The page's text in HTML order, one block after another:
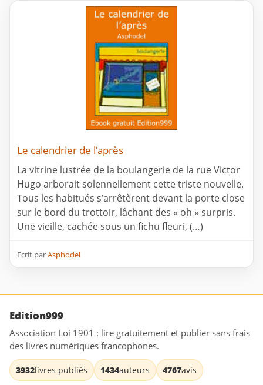
Le calendrier de l’après
La vitrine lustrée de la boulangerie de la rue Victor
Hugo arborait solennellement cette triste nouvelle.
Tous les habitués s’arrêtèrent devant la porte close
sur le bord du trottoir, lâchant des « oh » surpris.
Une vieille, cachée sous un fichu fleuri, (…)
Ecrit parAsphodel
Edition999
Association Loi 1901 : lire gratuitement et publier sans frais
des livres numériques francophones.
3932livres publiés 1434auteurs 4767avis